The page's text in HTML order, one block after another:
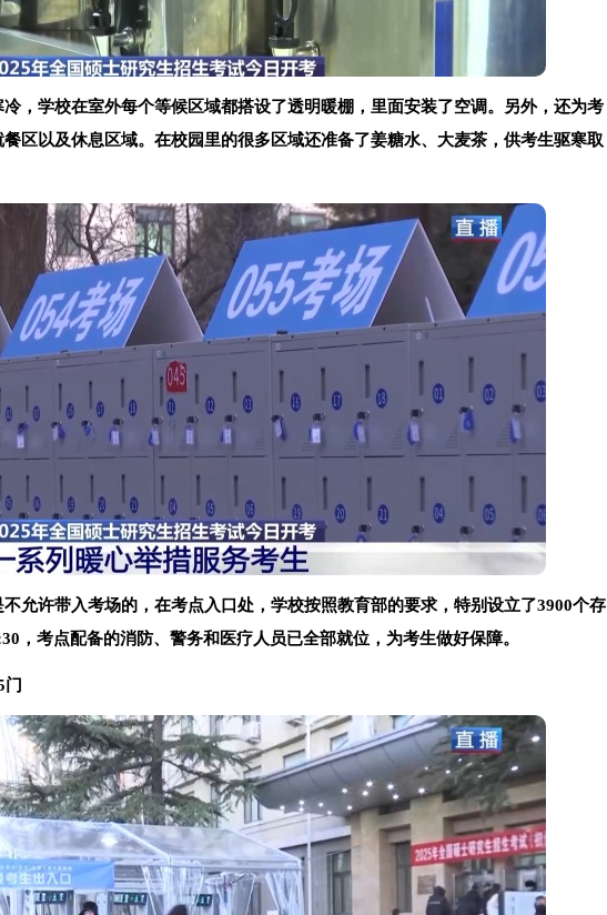
，学校在室外每个等候区域都搭设了透明暖棚，里面安装了空调。另外，还为考
区以及休息区域。在校园里的很多区域还准备了姜糖水、大麦茶，供考生驱寒取
允许带入考场的，在考点入口处，学校按照教育部的要求，特别设立了3900个存
，考点配备的消防、警务和医疗人员已全部就位，为考生做好保障。
门